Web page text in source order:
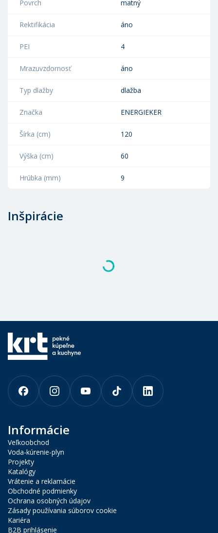
Povrch matný
Rektifikácia áno
PEI 4
Mrazuvzdornosť áno
Typ dlažby dlažba
Značka ENERGIEKER
Šírka (cm) 120
Výška (cm) 60
Hrúbka (mm) 9
Inšpirácie
Informácie
Veľkoobchod
Voda-kúrenie-plyn
Projekty
Katalógy
Vrátenie a reklamácie
Obchodné podmienky
Ochrana osobných údajov
Zásady používania súborov cookie
Kariéra
B2B prihlásenie